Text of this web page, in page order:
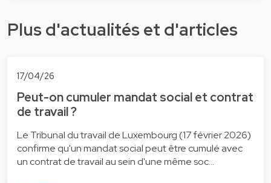
Plus d'actualités et d'articles
17/04/26
Peut-on cumuler mandat social et contrat
de travail ?
Le Tribunal du travail de Luxembourg (17 février 2026)
confirme qu'un mandat social peut être cumulé avec
un contrat de travail au sein d'une même soc…